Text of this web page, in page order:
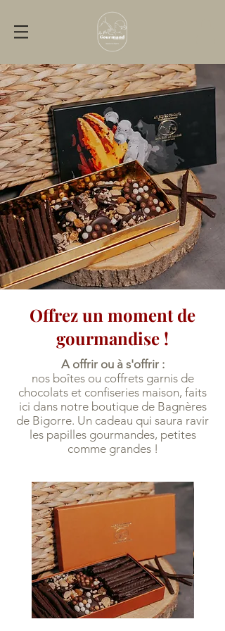
Offrez un moment de
gourmandise !
A offrir ou à s'offrir :
nos boîtes ou coffrets garnis de
chocolats et confiseries maison, faits
ici dans notre boutique de Bagnères
de Bigorre. Un cadeau qui saura ravir
les papilles gourmandes, petites
comme grandes !